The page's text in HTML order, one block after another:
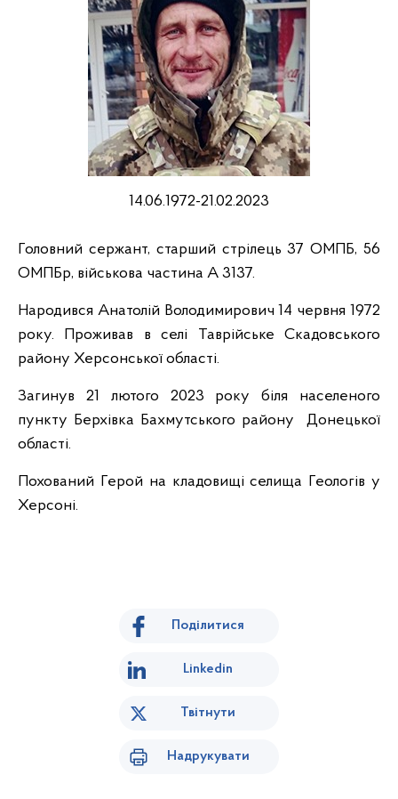
14.06.1972-21.02.2023
Головний сержант, старший стрілець 37 ОМПБ, 56
ОМПБр, військова частина А 3137.
Народився Анатолій Володимирович 14 червня 1972
року. Проживав в селі Таврійське Скадовського
району Херсонської області.
Загинув 21 лютого 2023 року біля населеного
пункту Берхівка Бахмутського району Донецької
області.
Похований Герой на кладовищі селища Геологів у
Херсоні.
Поділитися
Linkedin
Твітнути
Надрукувати